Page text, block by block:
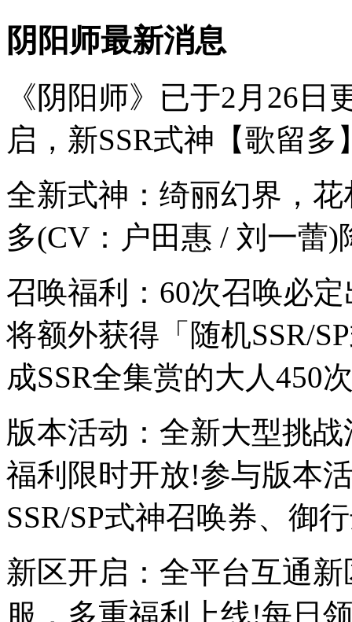
阴阳师最新消息
《阴阳师》已于2月26
启，新SSR式神【歌留多
全新式神：绮丽幻界，
多(CV：户田惠 / 刘一蕾)
召唤福利：60次召唤必
将额外获得「随机SSR/
成SSR全集赏的大人450
版本活动：全新大型挑
福利限时开放!参与版本
SSR/SP式神召唤券、御
新区开启：全平台互通
服，多重福利上线!每日